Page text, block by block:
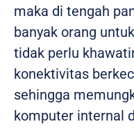
maka di tengah
banyak orang
tidak perlu
konektivitas
sehingga
komputer internal